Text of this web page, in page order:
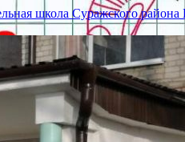
школа Суражского района